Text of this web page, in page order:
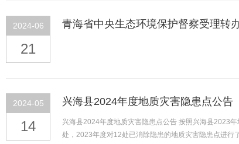
2024-06
21
青海省中央生态环境保护督察受理转
2024-05
14
兴海县2024年度地质灾害隐患点公告
兴海县2024年度地质灾害隐患点公告 按照兴海县2023
处，2023年度对12处已消除隐患的地质灾害隐患点进行